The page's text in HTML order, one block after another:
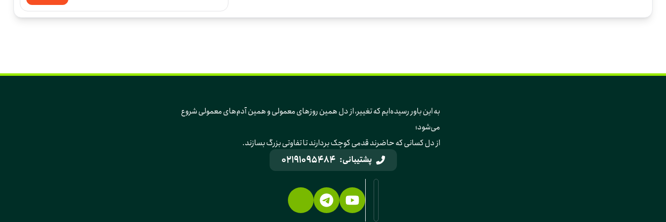
به این باور رسیده‌ایم که تغییر، از دل همین روزهای معمولی و همین آدم‌های معمولی شروع
می‌شود؛
از دل کسانی که حاضرند قدمی کوچک بردارند تا تفاوتی بزرگ بسازند.
پشتیبانی: 02191095484